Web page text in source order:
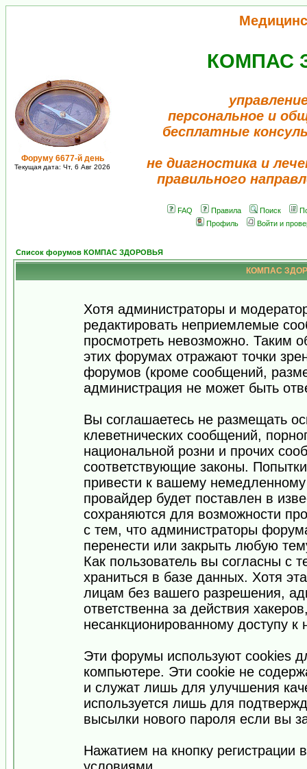
Форуму 6677-й день
Текущая дата: Чт, 6 Авг 2026
КОМПАС
персональное и
бесплатные
не диагностика и
правильного
FAQ Правила Поиск
Профиль
Войти и
Список форумов КОМПАС ЗДОРОВЬЯ
КОМПАС
Хотя администраторы и
редактировать неприемлемые
просмотреть невозможно. Таким
этих форумах отражают точки
форумов (кроме сообщений,
администрация не может быть
Вы соглашаетесь не размещать
клеветнических сообщений,
национальной розни и прочих
соответствующие законы.
привести к вашему
провайдер будет поставлен в
сохраняются для возможности
с тем, что администраторы
перенести или закрыть любую
Как пользователь вы согласны с
храниться в базе данных. Хотя
лицам без вашего разрешения,
ответственна за действия
несанкционированному доступу к
Эти форумы используют cookies
компьютере. Эти cookie не
и служат лишь для улучшения
используется лишь для
высылки нового пароля если вы
Нажатием на кнопку регистрации